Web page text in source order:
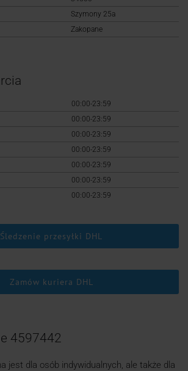
Szymony 25a
Zakopane
00:00-23:59
00:00-23:59
00:00-23:59
00:00-23:59
00:00-23:59
00:00-23:59
00:00-23:59
Śledzenie przesyłki DHL
Zamów kuriera DHL
4597442
jest dla osób indywidualnych, ale także dla